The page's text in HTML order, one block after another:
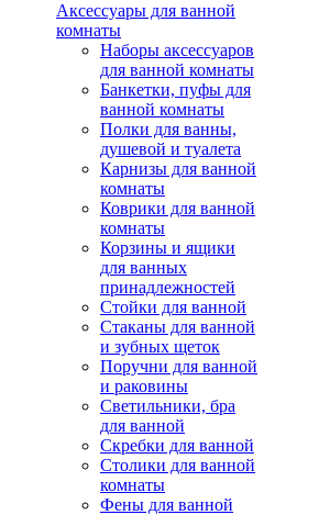
Аксессуары для ванной
комнаты
Наборы аксессуаров
для ванной комнаты
Банкетки, пуфы для
ванной комнаты
Полки для ванны,
душевой и туалета
Карнизы для ванной
комнаты
Коврики для ванной
комнаты
Корзины и ящики
для ванных
принадлежностей
Стойки для ванной
Стаканы для ванной
и зубных щеток
Поручни для ванной
и раковины
Светильники, бра
для ванной
Скребки для ванной
Столики для ванной
комнаты
Фены для ванной